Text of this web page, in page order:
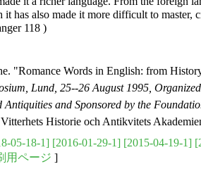
it has also made it more difficult to
118 )
"Romance Words in English: from
Lund, 25--26 August 1995,
Antiquities and Sponsored by the
Historie och Antikvitets
05-18-1] [2016-01-29-1] [2015-04-19-1]
用ページ ]